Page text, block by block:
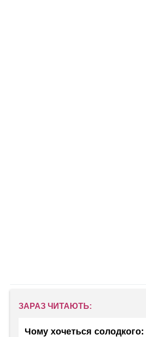
ЗАРАЗ ЧИТАЮТЬ:
Чому хочеться